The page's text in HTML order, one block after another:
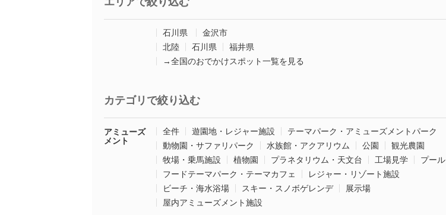
石川県
金沢市
北陸
石川県
福井県
→全国のおでかけスポット一覧を見る
カテゴリで絞り込む
アミューズ
メント
全件 遊園地・レジャー施設
テーマパーク・アミューズメントパーク
動物園・サファリパーク
水族館・アクアリウム 公園
観光農園
牧場・乗馬施設
植物園 プラネタリウム・天文台 工場見学
プール
フードテーマパーク・テーマカフェ
レジャー・リゾート施設
ビーチ・海水浴場
スキー・スノボゲレンデ
展示場
屋内アミューズメント施設